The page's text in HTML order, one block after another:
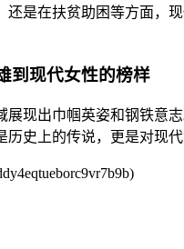
还是在扶贫助困等方面，
到现代女性的榜样
展现出巾帼英姿和钢铁意
史上的传说，更是对现代